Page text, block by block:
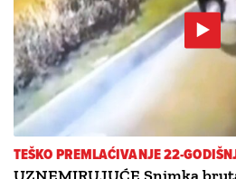
TEŠKO PREMLAĆIVANJE 22-